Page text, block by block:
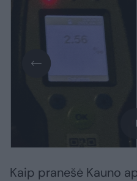
Kaip pranešė Kauno